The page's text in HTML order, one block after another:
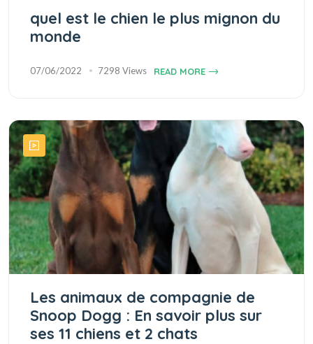
quel est le chien le plus mignon du
monde
07/06/2022 7298 Views READ MORE
Les animaux de compagnie de
Snoop Dogg : En savoir plus sur
ses 11 chiens et 2 chats